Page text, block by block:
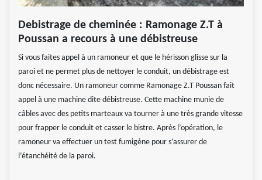
Debistrage de cheminée : Ramonage Z.T à
Poussan a recours à une débistreuse
Si vous faites appel à un ramoneur et que le hérisson glisse sur la
paroi et ne permet plus de nettoyer le conduit, un débistrage est
donc nécessaire. Un ramoneur comme Ramonage Z.T Poussan fait
appel à une machine dite débistreuse. Cette machine munie de
câbles avec des petits marteaux va tourner à une très grande vitesse
pour frapper le conduit et casser le bistre. Après l’opération, le
ramoneur va effectuer un test fumigène pour s’assurer de
l’étanchéité de la paroi.